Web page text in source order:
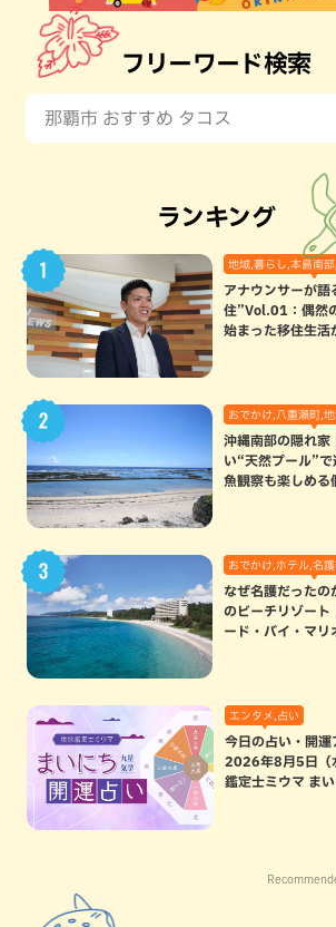
フリーワード検索
ランキング
地域,暮らし,本島南
アナウンサーが語
住”Vol.01：偶然
始まった移住生活
おでかけ,八重瀬町,
沖縄南部の隠れ家
い“天然プール”で
魚観察も楽しめる
おでかけ,ホテル,名護
なぜ名護だったの
のビーチリゾート
ード・バイ・マリ
エンタメ,占い
今日の占い・開運
2026年8月5日（
鑑定士ミウマ ま